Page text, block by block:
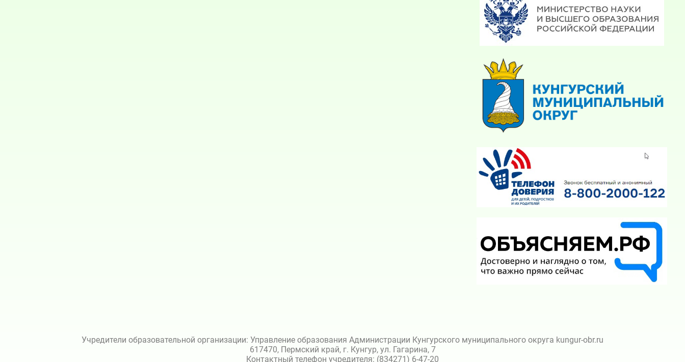
Учредители образовательной организации: Управление образования Администрации Кунгурского муниципального округа kungur-obr.ru
617470, Пермский край, г. Кунгур, ул. Гагарина, 7
Контактный телефон учредителя: (834271) 6-47-20